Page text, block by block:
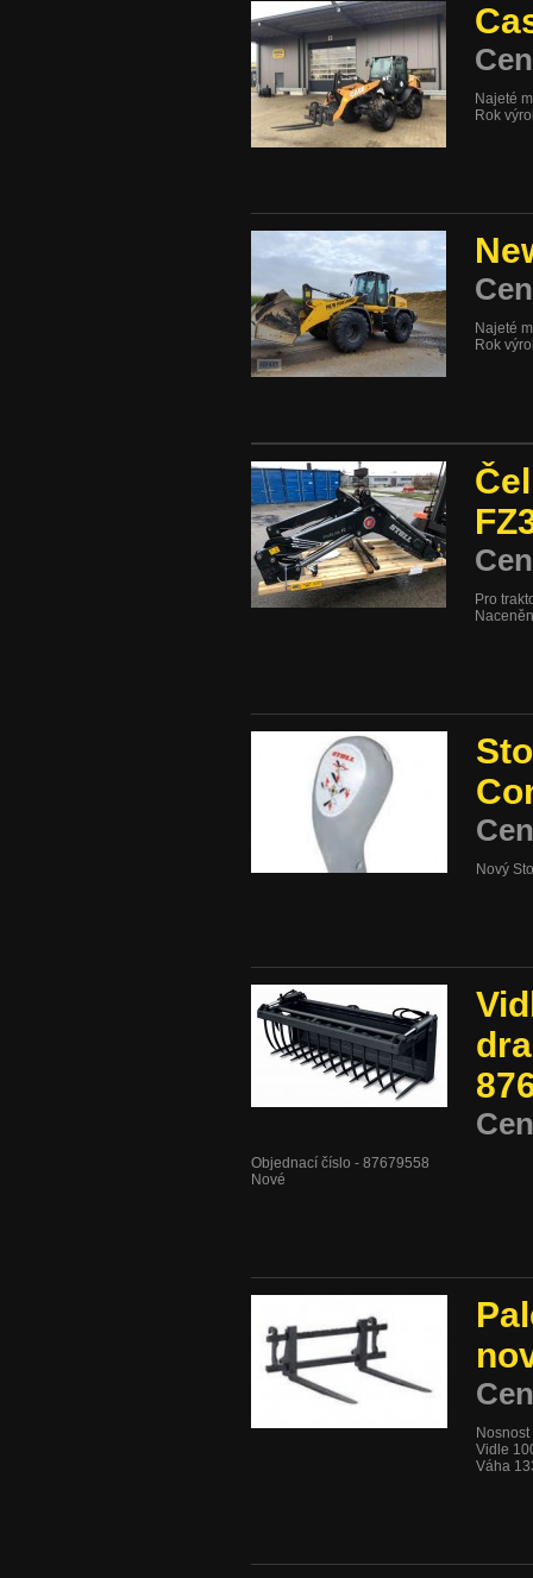
Najeté
Rok
Najeté
Rok
Pro
Nový
Objednací číslo - 87679558
Nové
Vidle
Váha